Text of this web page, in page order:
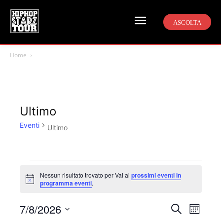
ASCOLTA
Home
Ultimo
Eventi Ultimo
Eventi
Notice
Nessun risultato trovato per Vai ai prossimi eventi in
programma eventi.
Eventi
CercaMese
7/8/2026